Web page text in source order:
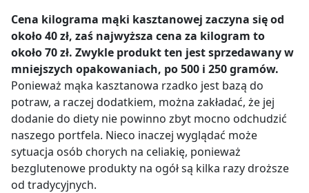
Cena kilograma mąki kasztanowej zaczyna się od
około 40 zł, zaś najwyższa cena za kilogram to
około 70 zł. Zwykle produkt ten jest sprzedawany w
mniejszych opakowaniach, po 500 i 250 gramów.
Ponieważ mąka kasztanowa rzadko jest bazą do
potraw, a raczej dodatkiem, można zakładać, że jej
dodanie do diety nie powinno zbyt mocno odchudzić
naszego portfela. Nieco inaczej wyglądać może
sytuacja osób chorych na celiakię, ponieważ
bezglutenowe produkty na ogół są kilka razy droższe
od tradycyjnych.